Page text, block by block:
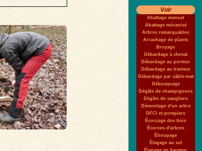
Voir
Abattage manuel
Abattage mécanisé
Arbres remarquables
Arrachage de plants
Broyage
Débardage à cheval
Débardage au porteur
Débardage au tracteur
Débardage par câble-mat
Débusquage
Dégâts de champignons
Dégâts de sangliers
Démontage d'un arbre
DFCI et pompiers
Écorçage des bois
Écorces d'arbres
Éhoupage
Élagage au sol
Élagage en hauteur